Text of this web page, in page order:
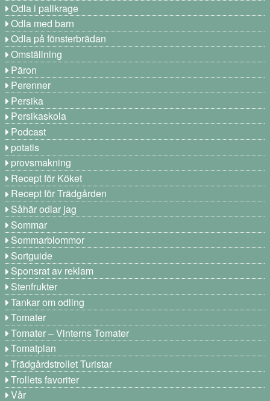
Odla i pallkrage
Odla med barn
Odla på fönsterbrädan
Omställning
Päron
Perenner
Persika
Persikaskola
Podcast
potatis
provsmakning
Recept för Köket
Recept för Trädgården
Såhär odlar jag
Sommar
Sommarblommor
Sortguide
Sponsrat av reklam
Stenfrukter
Tankar om odling
Tomater
Tomater – Vinterns Tomater
Tomatplan
Trädgårdstrollet Turistar
Trollets favoriter
Vår